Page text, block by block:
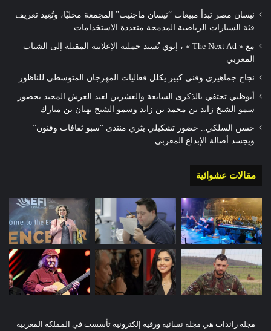
نيسان مصر تبدأ مبيعات “نيسان ماجنيت” المجمعة محليًا، وتُعِيد تعريف
فئة السيارات الرياضية المدمجة متعددة الاستخدامات
مع « The Next Ad » ، إنوي يُسند حملته الإعلانية المقبلة إلى الشباب
المغربي
نجاح جماهيري وفني كبير يكلل فعاليات المهرجان المتوسطي للناظور
أبوظبي تحتفي بالذكرى السابعة والعشرين لعيد العرش المجيد بحضور
سمو الشيخ زايد بن محمد بن زايد وسمو الشيخ نهيان بن مبارك
حسن السلكي.. حضور تشكيلي يثري منتدى “سبو ثقافات وفنون”
ويجسد أصالة الإبداع المغربي
مقالات عشوائية
مجلة رائدات هي مجلة نسائية ورقية إلكترونية تأسست في المملكة المغربية